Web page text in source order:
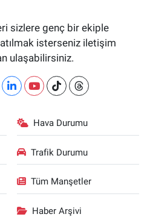
sizlere genç bir ekiple
isterseniz iletişim
ulaşabilirsiniz.
Hava Durumu
Trafik Durumu
Tüm Manşetler
Haber Arşivi